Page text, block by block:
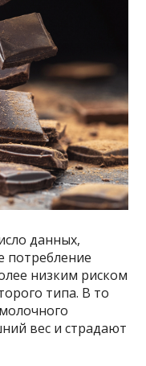
данных,
потребление
низким риском
типа. В то
вес и страдают